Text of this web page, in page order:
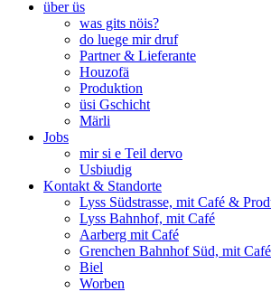
über üs
was gits nöis?
do luege mir druf
Partner & Lieferante
Houzofä
Produktion
üsi Gschicht
Märli
Jobs
mir si e Teil dervo
Usbiudig
Kontakt & Standorte
Lyss Südstrasse, mit Café &
Lyss Bahnhof, mit Café
Aarberg mit Café
Grenchen Bahnhof Süd, mit Café
Biel
Worben